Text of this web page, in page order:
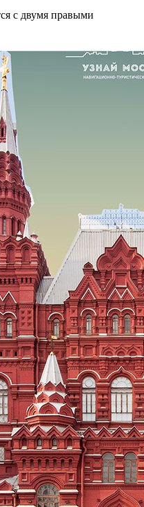
с двумя правыми